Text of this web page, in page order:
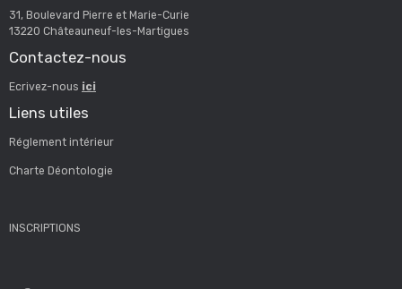
31, Boulevard Pierre et Marie-Curie
13220 Châteauneuf-les-Martigues
Contactez-nous
Ecrivez-nous ici
Liens utiles
Réglement intérieur
Charte Déontologie
INSCRIPTIONS